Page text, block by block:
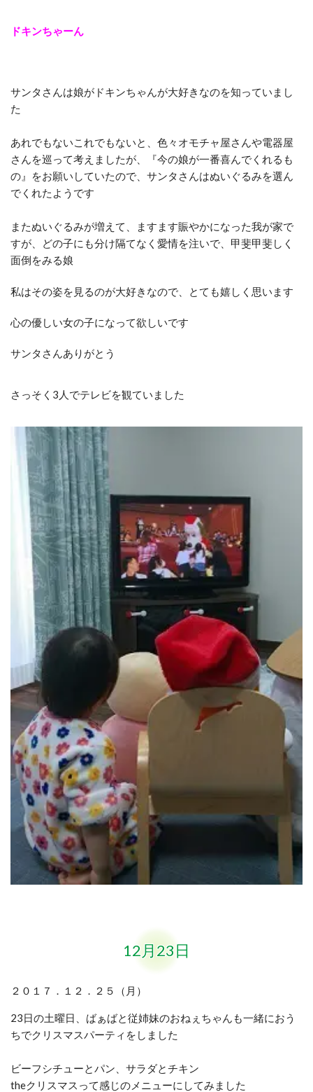
ドキンちゃーん
サンタさんは娘がドキンちゃんが大好きなのを知っていまし
た
あれでもないこれでもないと、色々オモチャ屋さんや電器屋
さんを巡って考えましたが、『今の娘が一番喜んでくれるも
の』をお願いしていたので、サンタさんはぬいぐるみを選ん
でくれたようです
またぬいぐるみが増えて、ますます賑やかになった我が家で
すが、どの子にも分け隔てなく愛情を注いで、甲斐甲斐しく
面倒をみる娘
私はその姿を見るのが大好きなので、とても嬉しく思います
心の優しい女の子になって欲しいです
サンタさんありがとう
さっそく3人でテレビを観ていました
12月23日
２０１７．１２．２５（月）
23日の土曜日、ばぁばと従姉妹のおねぇちゃんも一緒におう
ちでクリスマスパーティをしました
ビーフシチューとパン、サラダとチキン
theクリスマスって感じのメニューにしてみました